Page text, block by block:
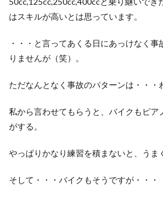
はスキルが高いとは思っています。
・・・と言ってあくる日にあっけなく
りませんが（笑）。
ただなんとなく事故のパターンは・・・
私から言わせてもらうと、バイクもピア
がする。
やっぱりかなり練習を積まないと、うま
そして・・・バイクもそうですが・・・